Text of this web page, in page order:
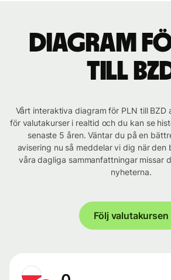
Diagram
till
Vårt interaktiva diagram för PLN till BZD
för valutakurser i realtid och du kan se
senaste 5 åren. Väntar du på en
avisering nu så meddelar vi dig när den
våra dagliga sammanfattningar missar
nyheterna.
Följ valutakursen